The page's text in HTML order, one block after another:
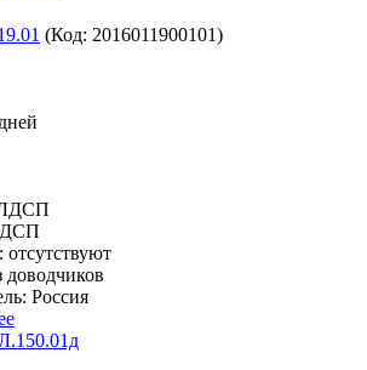
(Код: 2016011900101)
ЛДСП
Россия